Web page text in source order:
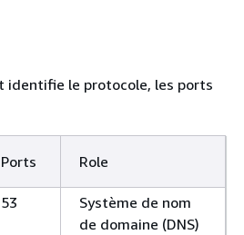
identifie le protocole, les ports
Ports Role
53
Système de nom
de domaine (DNS)